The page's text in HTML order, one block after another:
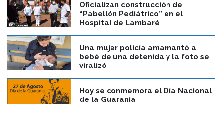
Oficializan construcción de
“Pabellón Pediátrico” en el
Hospital de Lambaré
Una mujer policía amamantó a
bebé de una detenida y la foto se
viralizó
Hoy se conmemora el Día Nacional
de la Guarania